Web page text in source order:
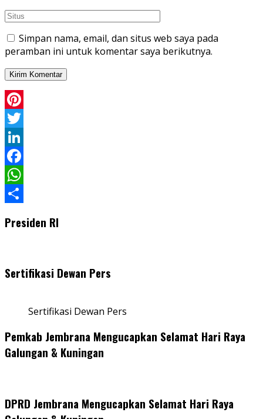
Simpan nama, email, dan situs web saya pada
peramban ini untuk komentar saya berikutnya.
Pinterest
Twitter
LinkedIn
Facebook
WhatsApp
Presiden RI
Sertifikasi Dewan Pers
Sertifikasi Dewan Pers
Pemkab Jembrana Mengucapkan Selamat Hari Raya
Galungan & Kuningan
DPRD Jembrana Mengucapkan Selamat Hari Raya